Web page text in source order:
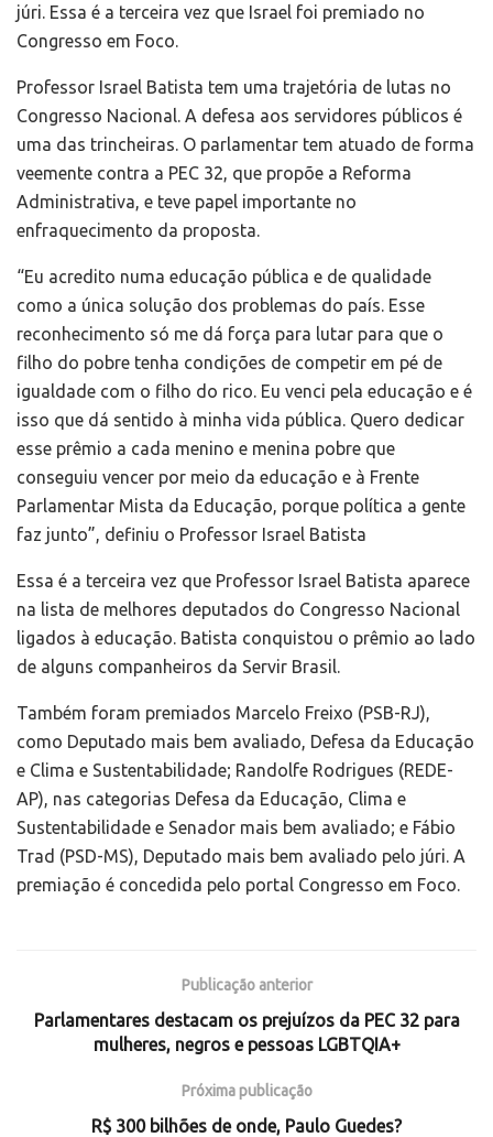
júri. Essa é a terceira vez que Israel foi premiado no
Congresso em Foco.
Professor Israel Batista tem uma trajetória de lutas no
Congresso Nacional. A defesa aos servidores públicos é
uma das trincheiras. O parlamentar tem atuado de forma
veemente contra a PEC 32, que propõe a Reforma
Administrativa, e teve papel importante no
enfraquecimento da proposta.
“Eu acredito numa educação pública e de qualidade
como a única solução dos problemas do país. Esse
reconhecimento só me dá força para lutar para que o
filho do pobre tenha condições de competir em pé de
igualdade com o filho do rico. Eu venci pela educação e é
isso que dá sentido à minha vida pública. Quero dedicar
esse prêmio a cada menino e menina pobre que
conseguiu vencer por meio da educação e à Frente
Parlamentar Mista da Educação, porque política a gente
faz junto”, definiu o Professor Israel Batista
Essa é a terceira vez que Professor Israel Batista aparece
na lista de melhores deputados do Congresso Nacional
ligados à educação. Batista conquistou o prêmio ao lado
de alguns companheiros da Servir Brasil.
Também foram premiados Marcelo Freixo (PSB-RJ),
como Deputado mais bem avaliado, Defesa da Educação
e Clima e Sustentabilidade; Randolfe Rodrigues (REDE-
AP), nas categorias Defesa da Educação, Clima e
Sustentabilidade e Senador mais bem avaliado; e Fábio
Trad (PSD-MS), Deputado mais bem avaliado pelo júri. A
premiação é concedida pelo portal Congresso em Foco.
Publicação anterior
Parlamentares destacam os prejuízos da PEC 32 para
mulheres, negros e pessoas LGBTQIA+
Próxima publicação
R$ 300 bilhões de onde, Paulo Guedes?